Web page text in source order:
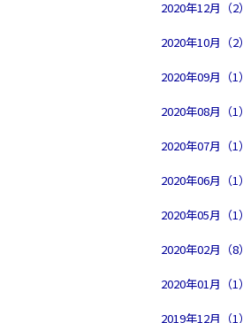
2020年12月（2）
2020年10月（2）
2020年09月（1）
2020年08月（1）
2020年07月（1）
2020年06月（1）
2020年05月（1）
2020年02月（8）
2020年01月（1）
2019年12月（1）